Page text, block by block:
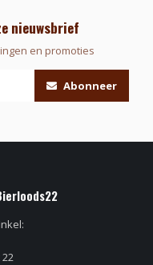
nieuwsbrief
en promoties
Abonneer